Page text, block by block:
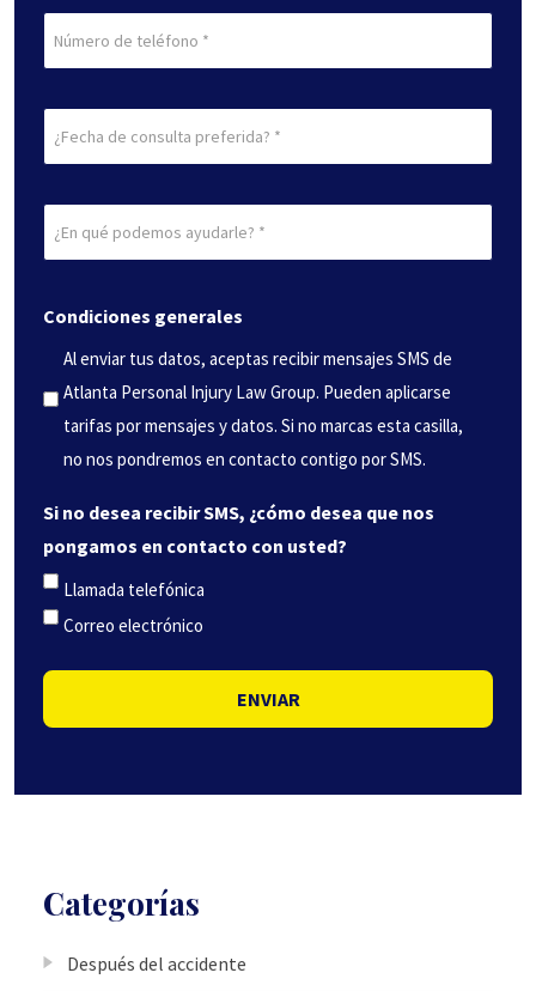
de
preferida
(Obligatorio)
qué
ayudarle?
(Obligatorio)
Condiciones generales
Al enviar tus datos, aceptas recibir mensajes SMS de
Atlanta Personal Injury Law Group. Pueden aplicarse
tarifas por mensajes y datos. Si no marcas esta casilla,
no nos pondremos en contacto contigo por SMS.
Si no desea recibir SMS, ¿cómo desea que nos
pongamos en contacto con usted?
Llamada telefónica
Correo electrónico
ENVIAR
Categorías
Después del accidente